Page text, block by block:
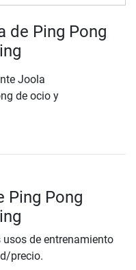
de Ping Pong
Joola
de ocio y
Ping Pong
de entrenamiento
precio.